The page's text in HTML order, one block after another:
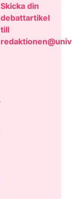
Skicka din
debattartikel
till